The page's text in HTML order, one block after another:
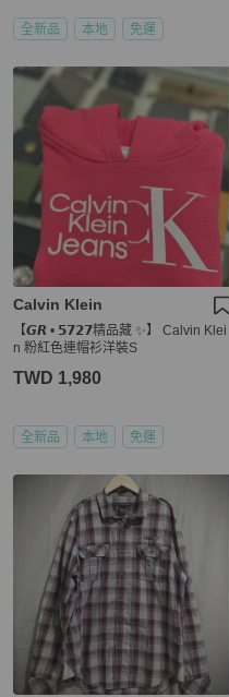
全新品 本地 免運
Calvin Klein
【𝙂𝙍 • 𝟱𝟳𝟮𝟳精品藏 ✨】 Calvin Klei
n 粉紅色連帽衫洋裝S
TWD 1,980
全新品 本地 免運